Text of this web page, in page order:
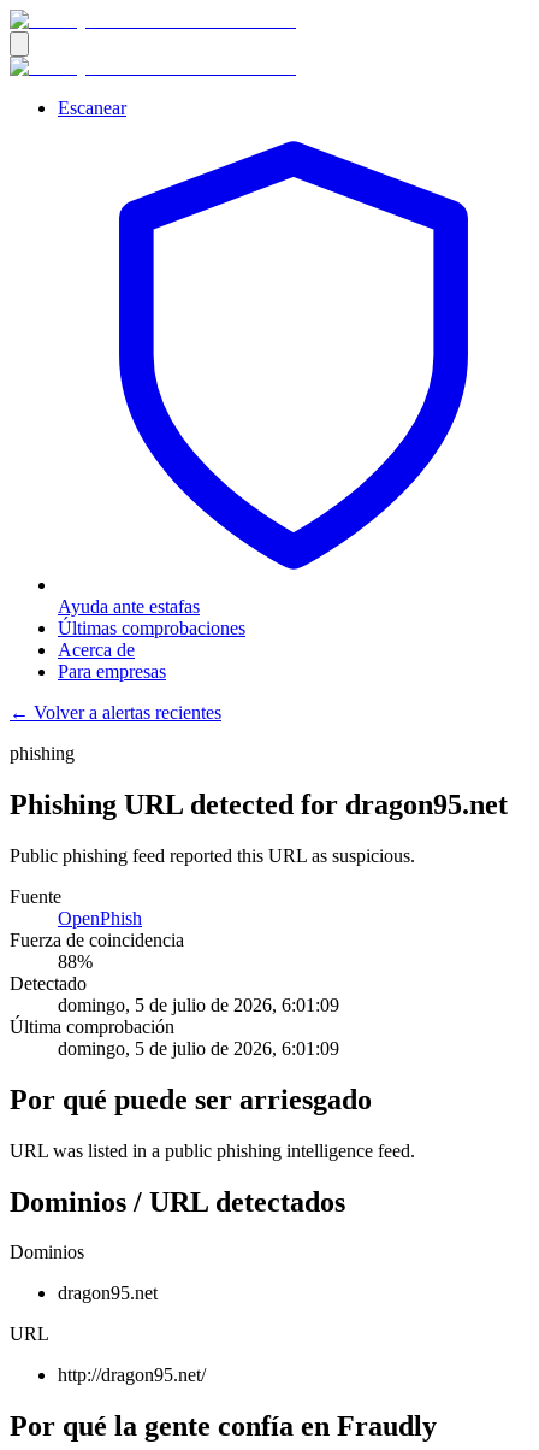
Escanear
Ayuda ante estafas
Últimas comprobaciones
Acerca de
Para empresas
← Volver a alertas recientes
phishing
Phishing URL detected for dragon95.net
Public phishing feed reported this URL as suspicious.
Fuente
OpenPhish
Fuerza de coincidencia
88%
Detectado
domingo, 5 de julio de 2026, 6:01:09
Última comprobación
domingo, 5 de julio de 2026, 6:01:09
Por qué puede ser arriesgado
URL was listed in a public phishing intelligence feed.
Dominios / URL detectados
Dominios
dragon95.net
URL
http://dragon95.net/
Por qué la gente confía en Fraudly